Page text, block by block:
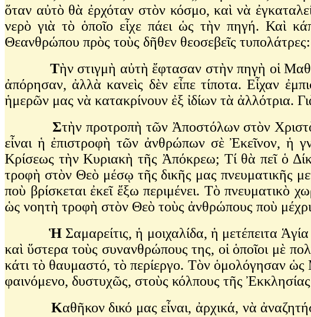
ὅταν αὐτὸ θὰ ἐρχόταν στὸν κόσμο, καὶ νὰ
νερὸ γιὰ τὸ ὁποῖο εἶχε πάει ὡς τὴν πηγή. Καὶ
Θεανθρώπου πρὸς τοὺς δῆθεν θεοσεβεῖς
Τὴν στιγμὴ αὐτὴ ἔφτασαν στὴν πηγὴ οἱ
ἀπόρησαν, ἀλλὰ κανεὶς δὲν εἶπε τίποτα. Εἶχαν
ἡμερῶν μας νὰ κατακρίνουν ἐξ ἰδίων τὰ ἀλλότρια.
Στὴν προτροπὴ τῶν Ἀποστόλων στὸν
εἶναι ἡ ἐπιστροφὴ τῶν ἀνθρώπων σὲ Ἐκεῖνον, ἡ
Κρίσεως τὴν Κυριακὴ τῆς Ἀπόκρεω; Τί θὰ πεῖ ὁ
τροφὴ στὸν Θεὸ μέσῳ τῆς δικῆς μας πνευματικῆς
ποὺ βρίσκεται ἐκεῖ ἔξω περιμένει. Τὸ πνευματικὸ
ὡς νοητὴ τροφὴ στὸν Θεὸ τοὺς ἀνθρώπους ποὺ
ἩΣαμαρείτις, ἡ μοιχαλίδα, ἡ μετέπειτα
καὶ ὕστερα τοὺς συνανθρώπους της, οἱ ὁποῖοι μὲ
κάτι τὸ θαυμαστό, τὸ περίεργο. Τὸν ὁμολόγησαν ὡς
φαινόμενο, δυστυχῶς, στοὺς κόλπους τῆς
Καθῆκον δικό μας εἶναι, ἀρχικά, νὰ